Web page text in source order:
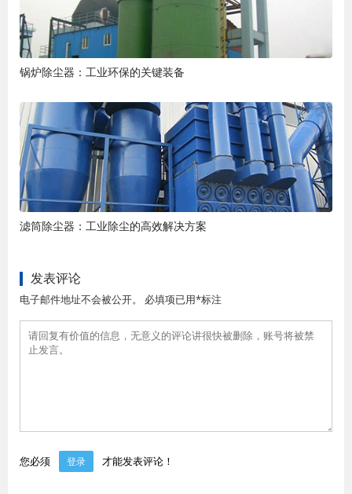
锅炉除尘器：工业环保的关键装备
滤筒除尘器：工业除尘的高效解决方案
发表评论
电子邮件地址不会被公开。 必填项已用*标注
您必须 登录 才能发表评论！